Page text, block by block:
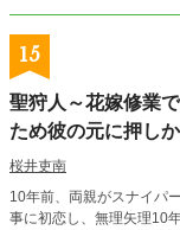
15
聖狩人～花嫁修業
ため彼の元に押し
桜井吏南
10年前、両親がスナイパ
事に初恋し、無理矢理10